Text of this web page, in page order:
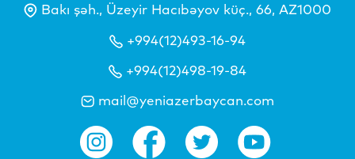
Bakı şəh., Üzeyir Hacıbəyov küç., 66, AZ1000
+994(12)493-16-94
+994(12)498-19-84
mail@yeniazerbaycan.com